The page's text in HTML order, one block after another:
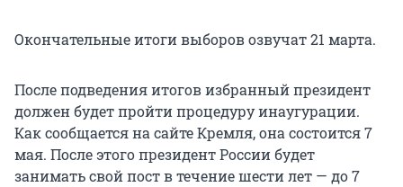
Окончательные итоги выборов озвучат 21 марта.
После подведения итогов избранный президент
должен будет пройти процедуру инаугурации.
Как сообщается на сайте Кремля, она состоится 7
мая. После этого президент России будет
занимать свой пост в течение шести лет — до 7